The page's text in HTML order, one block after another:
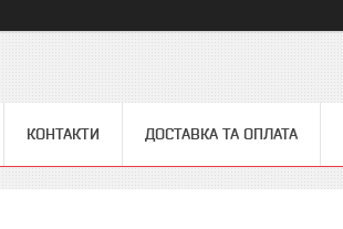
КОНТАКТИ ДОСТАВКА ТА ОПЛАТА